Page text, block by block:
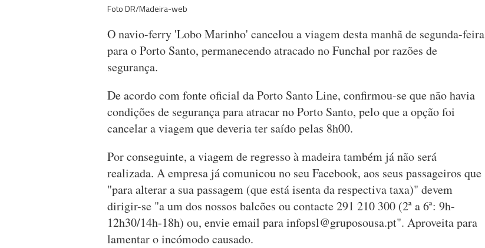
Foto DR/Madeira-web
O navio-ferry 'Lobo Marinho' cancelou a viagem desta manhã de segunda-feira
para o Porto Santo, permanecendo atracado no Funchal por razões de
segurança.
De acordo com fonte oficial da Porto Santo Line, confirmou-se que não havia
condições de segurança para atracar no Porto Santo, pelo que a opção foi
cancelar a viagem que deveria ter saído pelas 8h00.
Por conseguinte, a viagem de regresso à madeira também já não será
realizada. A empresa já comunicou no seu Facebook, aos seus passageiros que
"para alterar a sua passagem (que está isenta da respectiva taxa)" devem
dirigir-se "a um dos nossos balcões ou contacte 291 210 300 (2ª a 6ª: 9h-
12h30/14h-18h) ou, envie email parainfopsl@gruposousa.pt". Aproveita para
lamentar o incómodo causado.